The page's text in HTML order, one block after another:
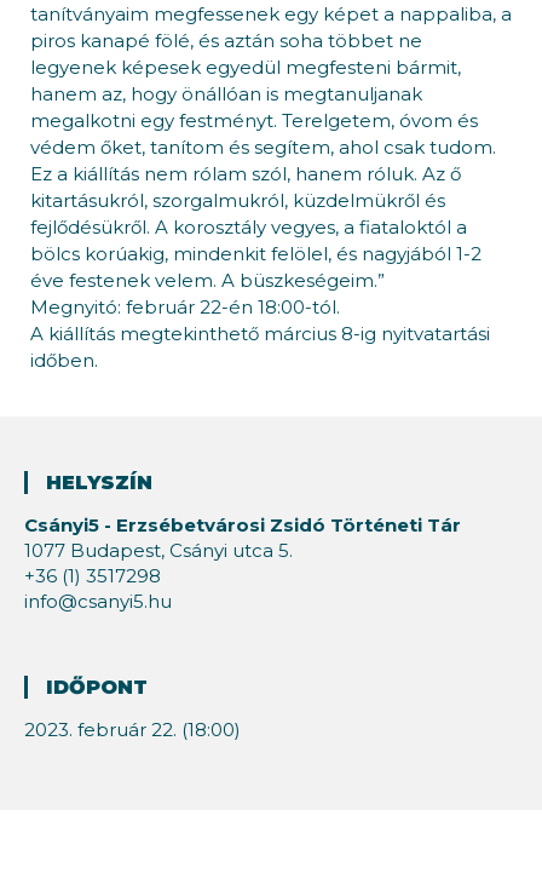
tanítványaim megfessenek egy képet a nappaliba, a
piros kanapé fölé, és aztán soha többet ne
legyenek képesek egyedül megfesteni bármit,
hanem az, hogy önállóan is megtanuljanak
megalkotni egy festményt. Terelgetem, óvom és
védem őket, tanítom és segítem, ahol csak tudom.
Ez a kiállítás nem rólam szól, hanem róluk. Az ő
kitartásukról, szorgalmukról, küzdelmükről és
fejlődésükről. A korosztály vegyes, a fiataloktól a
bölcs korúakig, mindenkit felölel, és nagyjából 1-2
éve festenek velem. A büszkeségeim.”
Megnyitó: február 22-én 18:00-tól.
A kiállítás megtekinthető március 8-ig nyitvatartási
időben.
HELYSZÍN
Csányi5 - Erzsébetvárosi Zsidó Történeti Tár
1077 Budapest, Csányi utca 5.
+36 (1) 3517298
info@csanyi5.hu
IDŐPONT
2023. február 22. (18:00)